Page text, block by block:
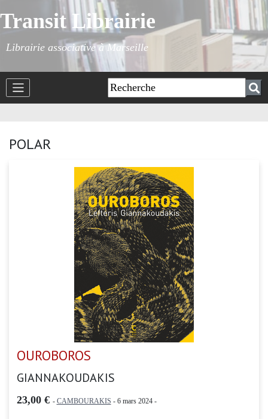
Transit Librairie
Librairie associative à Marseille
POLAR
OUROBOROS
GIANNAKOUDAKIS
23,00 € - CAMBOURAKIS - 6 mars 2024 -